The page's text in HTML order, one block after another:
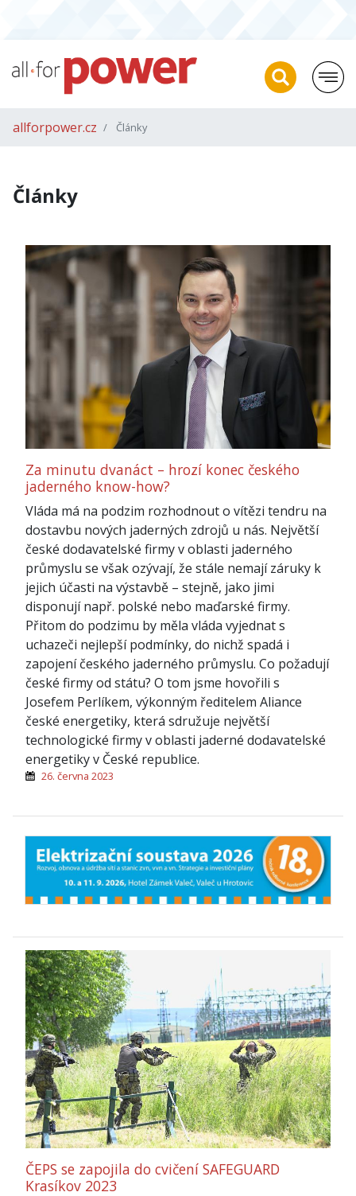
allforpower.cz Články
Články
Za minutu dvanáct – hrozí konec českého
jaderného know-how?
Vláda má na podzim rozhodnout o vítězi tendru na
dostavbu nových jaderných zdrojů u nás. Největší
české dodavatelské firmy v oblasti jaderného
průmyslu se však ozývají, že stále nemají záruky k
jejich účasti na výstavbě – stejně, jako jimi
disponují např. polské nebo maďarské firmy.
Přitom do podzimu by měla vláda vyjednat s
uchazeči nejlepší podmínky, do nichž spadá i
zapojení českého jaderného průmyslu. Co požadují
české firmy od státu? O tom jsme hovořili s
Josefem Perlíkem, výkonným ředitelem Aliance
české energetiky, která sdružuje největší
technologické firmy v oblasti jaderné dodavatelské
energetiky v České republice.
26. června 2023
ČEPS se zapojila do cvičení SAFEGUARD
Krasíkov 2023